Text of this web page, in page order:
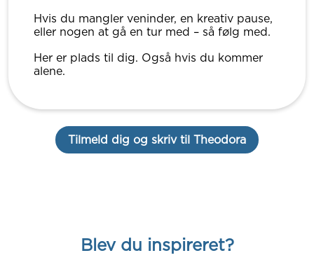
Hvis du mangler veninder, en kreativ pause,
eller nogen at gå en tur med – så følg med.
Her er plads til dig. Også hvis du kommer
alene.
Tilmeld dig og skriv til Theodora
Blev du inspireret?